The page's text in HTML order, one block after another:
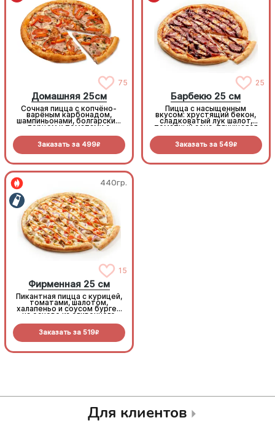
75
Домашняя 25см
Сочная пицца с копчёно-
варёным карбонадом,
шампиньонами, болгарским
перцем и томатами с
Заказать за 499R
25
Барбекю 25 см
Пицца с насыщенным
вкусом: хрустящий бекон,
сладковатый лук шалот,
томатный соус, тянущаяся
прянный соус барбекю.
Заказать за 549R
440гр.
15
Фирменная 25 см
Пикантная пицца с курицей,
томатами, шалотом,
халапеньо и соусом бургер
на основе из сливочного
Заказать за 519R
Для клиентов